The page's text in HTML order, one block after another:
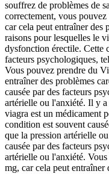
souffrez de problèmes de
correctement, vous
car cela peut entraîner des
raisons pour lesquelles le
dysfonction érectile. Cette
facteurs psychologiques,
Vous pouvez prendre du
entraîner des problèmes
causée par des facteurs
artérielle ou l'anxiété. Il y
viagra est un médicament
condition est souvent
que la pression artérielle
causée par des facteurs
artérielle ou l'anxiété.
mg, car cela peut entraîner